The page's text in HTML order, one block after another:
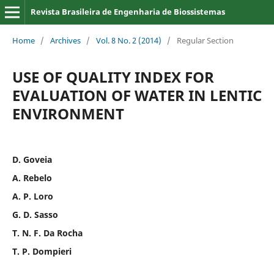
Revista Brasileira de Engenharia de Biossistemas
Home / Archives / Vol. 8 No. 2 (2014) / Regular Section
USE OF QUALITY INDEX FOR
EVALUATION OF WATER IN LENTIC
ENVIRONMENT
D. Goveia
A. Rebelo
A. P. Loro
G. D. Sasso
T. N. F. Da Rocha
T. P. Dompieri